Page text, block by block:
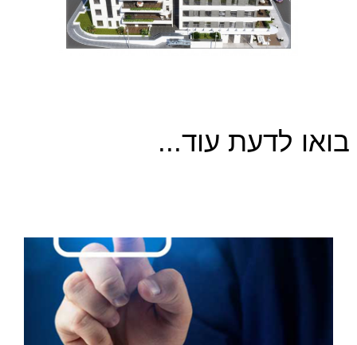
בואו לדעת עוד...